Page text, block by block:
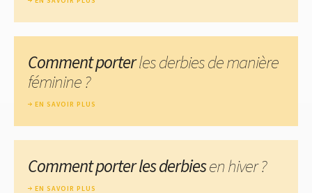
Comment porterles derbies de manière
féminine ?
EN SAVOIR PLUS
Comment porter les derbiesen hiver ?
EN SAVOIR PLUS